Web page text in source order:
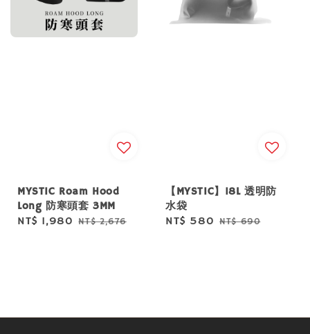
MYSTIC Roam Hood
Long 防寒頭套 3MM
Sale
NT$ 1,980 Regular
NT$ 2,676
【MYSTIC】18L 透明防
水袋
Sale
NT$ 580 Regular
NT$ 690